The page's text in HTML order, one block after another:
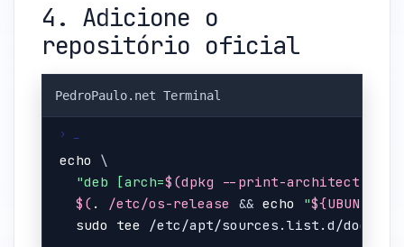
4. Adicione o
repositório oficial
echo
\
"deb [arch=$(dpkg --print-architecture
$( . /etc/os-release && echo "
sudo
tee /etc/apt/sources.list.d/